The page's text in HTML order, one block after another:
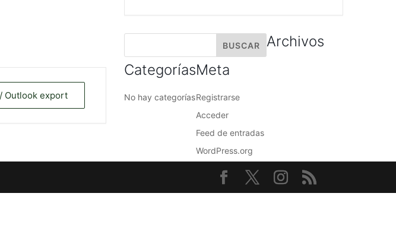
Outlook export
Archivos
Categorías
No hay categorías
Meta
Registrarse
Acceder
Feed de entradas
WordPress.org